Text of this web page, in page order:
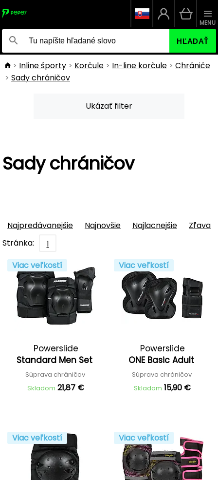
HĽADAŤ
MENU
Inline športy Korčule In-line korčule
Chrániče
Sady chráničov
Ukázať filter
Sady chráničov
Najpredávanejšie Najnovšie Najlacnejšie
Zľava
Stránka:
1
Viac veľkostí
Powerslide
Standard Men Set
Súprava chráničov
Skladom 21,87 €
Viac veľkostí
Powerslide
ONE Basic Adult
Súprava chráničov
Skladom 15,90 €
Viac veľkostí Viac veľkostí